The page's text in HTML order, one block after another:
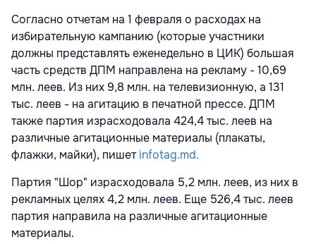
Согласно отчетам на 1 февраля о расходах на
избирательную кампанию (которые участники
должны представлять еженедельно в ЦИК) большая
часть средств ДПМ направлена на рекламу - 10,69
млн. леев. Из них 9,8 млн. на телевизионную, а 131
тыс. леев - на агитацию в печатной прессе. ДПМ
также партия израсходовала 424,4 тыс. леев на
различные агитационные материалы (плакаты,
флажки, майки), пишетinfotag.md.
Партия "Шор" израсходовала 5,2 млн. леев, из них в
рекламных целях 4,2 млн. леев. Еще 526,4 тыс. леев
партия направила на различные агитационные
материалы.